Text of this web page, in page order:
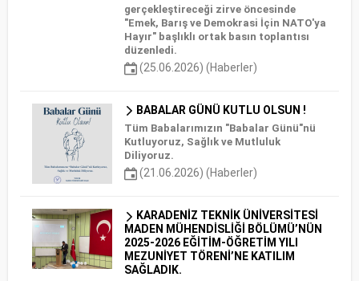
gerçekleştireceği zirve öncesinde
"Emek, Barış ve Demokrasi İçin NATO'ya
Hayır" başlıklı ortak basın toplantısı
düzenledi.
(25.06.2026) (Haberler)
BABALAR GÜNÜ KUTLU OLSUN !
Tüm Babalarımızın "Babalar Günü"nü
Kutluyoruz, Sağlık ve Mutluluk
Diliyoruz.
(21.06.2026) (Haberler)
KARADENİZ TEKNİK ÜNİVERSİTESİ
MADEN MÜHENDİSLİĞİ BÖLÜMÜ’NÜN
2025-2026 EĞİTİM-ÖĞRETİM YILI
MEZUNİYET TÖRENİ’NE KATILIM
SAĞLADIK.